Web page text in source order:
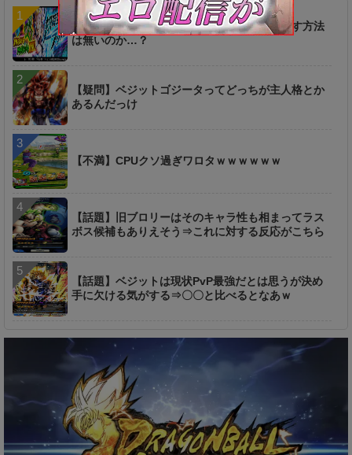
【疑問】超時空ラッシュは一つ前からやり直す方法
は無いのか…？
【疑問】ベジットゴジータってどっちが主人格とか
あるんだっけ
【不満】CPUクソ過ぎワロタｗｗｗｗｗｗ
【話題】旧ブロリーはそのキャラ性も相まってラス
ボス候補もありえそう⇒これに対する反応がこちら
【話題】ベジットは現状PvP最強だとは思うが決め
手に欠ける気がする⇒〇〇と比べるとなあｗ